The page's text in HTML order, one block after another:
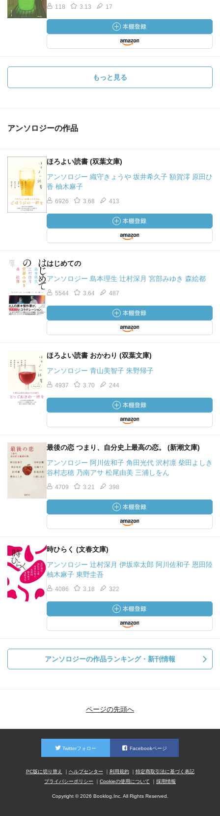
118 3.13 17
もっと見る
アンソロジーの作品
ほろよい読書 (双葉文庫)
アンソロジー 織守きょうや 坂井希久子 額賀澪 原田ひ
香 柚木麻子
6926 3.68 413
はじめての
アンソロジー 島本理生 辻村深月 宮部みゆき 森絵都
5544 3.64 487
ほろよい読書 おかわり (双葉文庫)
アンソロジー 青山美智子 朱野帰子
4937 3.70 244
最後の恋 つまり、自分史上最高の恋。 (新潮文庫)
アンソロジー 阿川佐和子 角田光代 沢村凛 柴田よしき
谷村志穂 乃南アサ 松尾由美 三浦しをん
4709 3.21 398
時ひらく (文春文庫)
アンソロジー 辻村深月 伊坂幸太郎 阿川佐和子 恩田陸
柚木麻子 東野圭吾
4086 3.18 322
アンソロジーの作品ランキング・新刊情報
ページの先頭へ
Twitterフォロー Facebookページ
PC版に切り替え ヘルプセンター 利用規約
特定商取引法に基づく表記
プライバシーポリシー
Cookieの使用について 採用情報
Copyright © 2026 Booklog,Inc. All Rights Reserved.